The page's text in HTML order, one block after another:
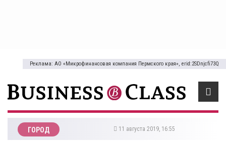
Реклама: АО «Микрофинансовая компания Пермского края», erid:2SDnjcfi73Q
ГОРОД 11 августа 2019, 16:55